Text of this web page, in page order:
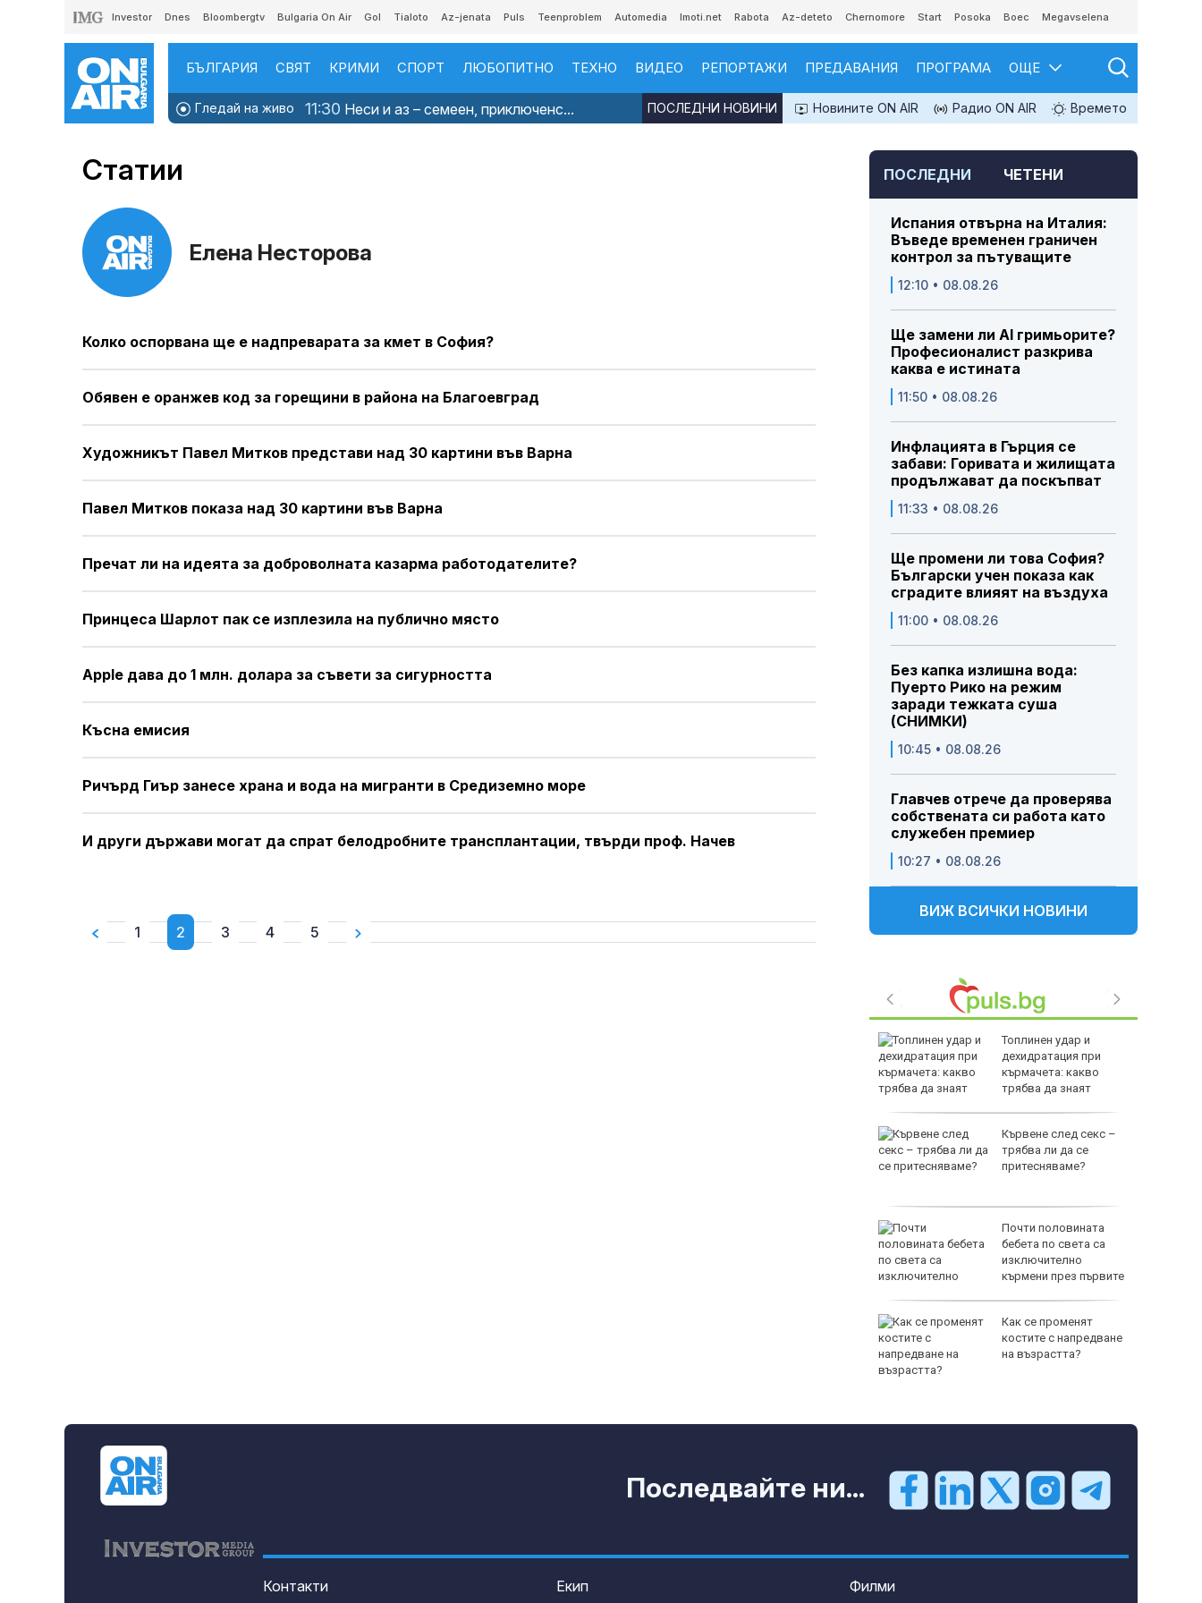
Investor Dnes Bloombergtv Bulgaria On Air Gol Tialoto Az-jenata Puls Teenproblem Automedia Imoti.net Rabota Az-deteto Chernomore Start Posoka Boec Megavselena
БЪЛГАРИЯ СВЯТ КРИМИ СПОРТ ЛЮБОПИТНО ТЕХНО ВИДЕО РЕПОРТАЖИ ПРЕДАВАНИЯ ПРОГРАМА ОЩЕ
Гледай на живо 11:30 Неси и аз – семеен, приключенс... Новините ON AIR Радио ON AIR Времето
ПОСЛЕДНИ НОВИНИ
Статии
Елена Несторова
Колко оспорвана ще е надпреварата за кмет в София?
Обявен е оранжев код за горещини в района на Благоевград
Художникът Павел Митков представи над 30 картини във Варна
Павел Митков показа над 30 картини във Варна
Пречат ли на идеята за доброволната казарма работодателите?
Принцеса Шарлот пак се изплезила на публично място
Apple дава до 1 млн. долара за съвети за сигурността
Късна емисия
Ричърд Гиър занесе храна и вода на мигранти в Средиземно море
И други държави могат да спрат белодробните трансплантации, твърди проф. Начев
1 2 3 4 5
ПОСЛЕДНИ ЧЕТЕНИ
Испания отвърна на Италия:
Въведе временен граничен
контрол за пътуващите
12:10 • 08.08.26
Ще замени ли AI гримьорите?
Професионалист разкрива
каква е истината
11:50 • 08.08.26
Инфлацията в Гърция се
забави: Горивата и жилищата
продължават да поскъпват
11:33 • 08.08.26
Ще промени ли това София?
Български учен показа как
сградите влияят на въздуха
11:00 • 08.08.26
Без капка излишна вода:
Пуерто Рико на режим
заради тежката суша
(СНИМКИ)
10:45 • 08.08.26
Главчев отрече да проверява
собствената си работа като
служебен премиер
10:27 • 08.08.26
ВИЖ ВСИЧКИ НОВИНИ
Топлинен удар и
дехидратация при
кърмачета: какво
трябва да знаят
Кървене след секс –
трябва ли да се
притесняваме?
Почти половината
бебета по света са
изключително
кърмени през първите
Как се променят
костите с напредване
на възрастта?
Последвайте ни...
Контакти Екип Филми